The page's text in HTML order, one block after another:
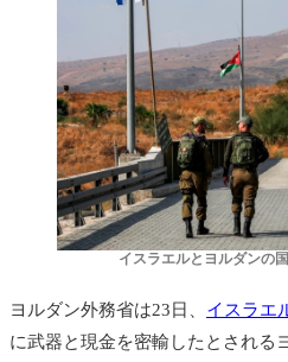
イスラエルとヨルダンの国
ヨルダン外務省は23日、 イスラエ
に武器と現金を密輸したとされる